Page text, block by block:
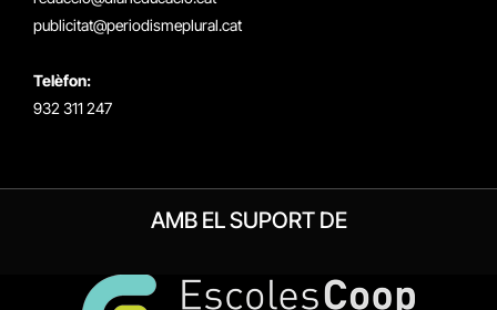
publicitat@periodismeplural.cat
Telèfon:
932 311 247
AMB EL SUPORT DE